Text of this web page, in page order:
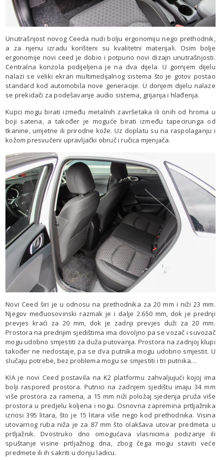
Unutrašnjost novog Ceeda nudi bolju ergonomiju nego prethodnik,
a za njenu izradu korišteni su kvalitetni materijali. Osim bolje
ergonomije novi ceed je dobio i potpuno novi dizajn unutrašnjosti.
Centralna konzola podijeljena je na dva dijela. U gornjem dijelu
nalazi se veliki ekran multimedijalnog sistema što je gotov postao
standard kod automobila nove generacije. U donjem dijelu nalaze
se prekidači za podešavanje audio sistema, grijanja i hlađenja.
Kupci mogu birati između metalnih završetaka ili onih od hroma u
boji satena, a također je moguće birati između tapecirunga od
tkanine, umjetne ili prirodne kože. Uz doplatu su na raspolaganju i
kožom presvučeni upravljački obruč i ručica mjenjača.
Novi Ceed širi je u odnosu na prethodnika za 20 mm i niži 23 mm.
Njegov međuosovinski razmak je i dalje 2.650 mm, dok je prednji
prevjes kraći za 20 mm, dok je zadnji prevjes duži za 20 mm.
Prostora na prednjim sjedištima ima dovoljno pa se vozač i suvozač
mogu udobno smjestiti za duža putovanja. Prostora na zadnjoj klupi
također ne nedostaje, pa se dva putnika mogu udobno smjestit. U
slučaju potrebe, bez problema mogu se smjestiti i tri putnika…
KIA je novi Ceed postavila na K2 platformu zahvaljujući kojoj ima
bolji raspored prostora. Putnici na zadnjem sjedištu imaju 34 mm
više prostora za ramena, a 15 mm niži položaj sjedenja pruža više
prostora u predjelu koljena i nogu. Osnovna zapremina prtljažnika
iznosi 395 litara, što je 15 litara više nego kod prethodnika. Visina
utovarnog ruba niža je za 87 mm što olakšava utovar predmeta u
prtljažnik. Dvostruko dno omogućava vlasnicima podizanje ili
spuštanje visine prtljažnog dna, zbog čega mogu staviti veće
predmete ili ih sakriti u donju ladicu.